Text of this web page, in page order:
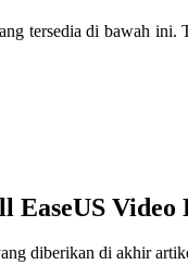
tersedia di bawah ini.
EaseUS Video
diberikan di akhir